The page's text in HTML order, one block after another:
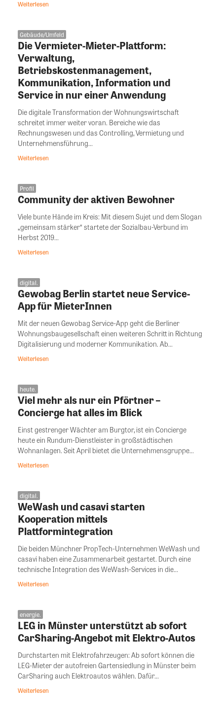
Weiterlesen
Gebäude/Umfeld
Die Vermieter-Mieter-Plattform:
Verwaltung,
Betriebskostenmanagement,
Kommunikation, Information und
Service in nur einer Anwendung
Die digitale Transformation der Wohnungswirtschaft
schreitet immer weiter voran. Bereiche wie das
Rechnungswesen und das Controlling, Vermietung und
Unternehmensführung...
Weiterlesen
Profil
Community der aktiven Bewohner
Viele bunte Hände im Kreis: Mit diesem Sujet und dem Slogan
„gemeinsam stärker“ startete der Sozialbau-Verbund im
Herbst 2019...
Weiterlesen
digital.
Gewobag Berlin startet neue Service-
App für MieterInnen
Mit der neuen Gewobag Service-App geht die Berliner
Wohnungsbaugesellschaft einen weiteren Schritt in Richtung
Digitalisierung und moderner Kommunikation. Ab...
Weiterlesen
heute.
Viel mehr als nur ein Pförtner –
Concierge hat alles im Blick
Einst gestrenger Wächter am Burgtor, ist ein Concierge
heute ein Rundum-Dienstleister in großstädtischen
Wohnanlagen. Seit April bietet die Unternehmensgruppe...
Weiterlesen
digital.
WeWash und casavi starten
Kooperation mittels
Plattformintegration
Die beiden Münchner PropTech-Unternehmen WeWash und
casavi haben eine Zusammenarbeit gestartet. Durch eine
technische Integration des WeWash-Services in die...
Weiterlesen
energie.
LEG in Münster unterstützt ab sofort
CarSharing-Angebot mit Elektro-Autos
Durchstarten mit Elektrofahrzeugen: Ab sofort können die
LEG-Mieter der autofreien Gartensiedlung in Münster beim
CarSharing auch Elektroautos wählen. Dafür...
Weiterlesen